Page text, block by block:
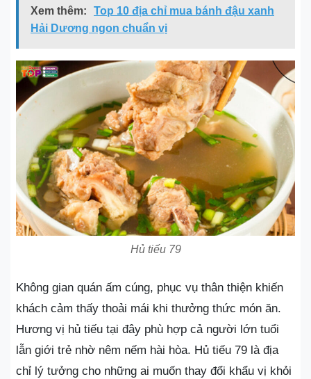
Xem thêm:
Top 10 địa chỉ mua bánh đậu xanh
Hải Dương ngon chuẩn vị
Hủ tiếu 79
Không gian quán ấm cúng, phục vụ thân thiện khiến
khách cảm thấy thoải mái khi thưởng thức món ăn.
Hương vị hủ tiếu tại đây phù hợp cả người lớn tuổi
lẫn giới trẻ nhờ nêm nếm hài hòa. Hủ tiếu 79 là địa
chỉ lý tưởng cho những ai muốn thay đổi khẩu vị khỏi